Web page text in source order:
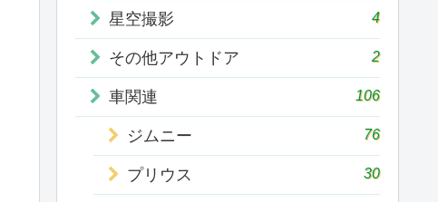
星空撮影 4
その他アウトドア 2
車関連 106
ジムニー 76
プリウス 30